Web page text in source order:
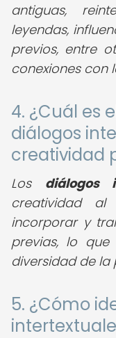
antiguas,
leyendas,
previos, entre
conexiones con
4. ¿Cuál es
diálogos
creatividad
Los diálogos
creatividad
incorporar y
previas, lo
diversidad de la
5. ¿Cómo